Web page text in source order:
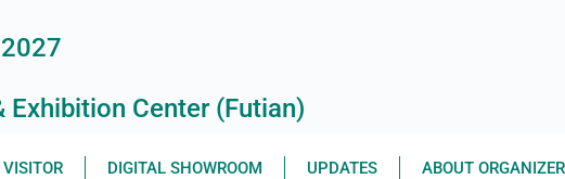
Exhibition Center (Futian)
VISITOR DIGITAL SHOWROOM UPDATES ABOUT